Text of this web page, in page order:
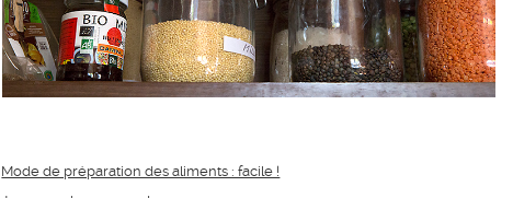
Mode de préparation des aliments : facile !